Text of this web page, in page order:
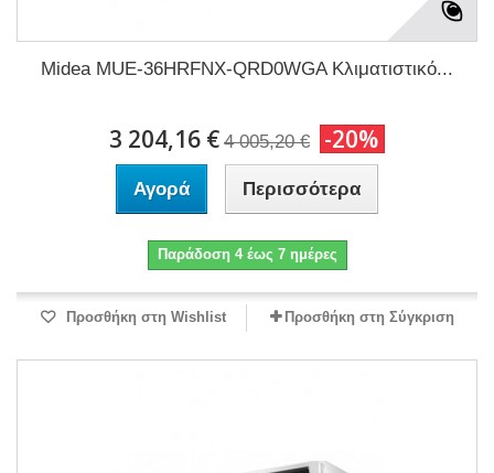
Midea MUE-36HRFNX-QRD0WGA Κλιματιστικό...
3 204,16 € 4 005,20 € -20%
Αγορά Περισσότερα
Παράδοση 4 έως 7 ημέρες
Προσθήκη στη Wishlist Προσθήκη στη Σύγκριση